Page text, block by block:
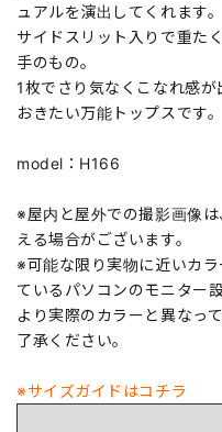
ュアルを演出してくれます。
サイドスリット入りで重た
手のもの。
1枚でさり気なくこなれ感
おきたい万能トップスです。
model：H166
※屋内と屋外での撮影画像
える場合がございます。
※可能な限り実物に近いカ
ているパソコンのモニター
より実際のカラーと異なっ
了承ください。
※サイズガイドはコチラ